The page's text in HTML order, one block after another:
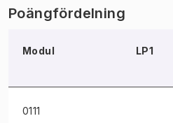
Poängfördelning
Modul LP1
0111